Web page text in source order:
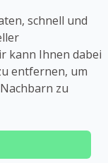
schnell und
kann Ihnen dabei
entfernen, um
zu